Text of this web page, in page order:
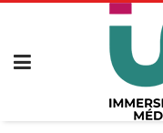
Passer